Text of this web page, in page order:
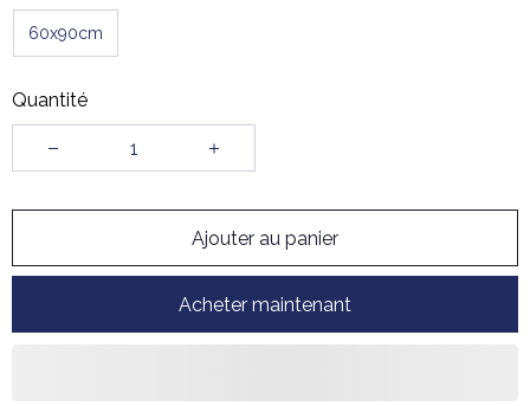
60x90cm
Quantité
Ajouter au panier
Acheter maintenant